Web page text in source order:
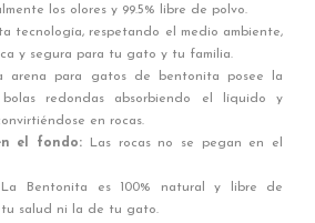
los olores y 99.5% libre de polvo.
tecnología, respetando el medio ambiente,
y segura para tu gato y tu familia.
arena para gatos de bentonita posee la
redondas absorbiendo el líquido y
en rocas.
el fondo:
Las rocas no se pegan en el
La Bentonita es 100% natural y libre de
tu salud ni la de tu gato.